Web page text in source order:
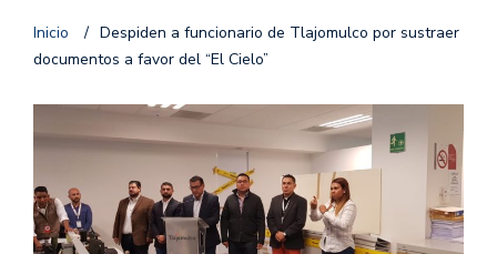
Inicio / Despiden a funcionario de Tlajomulco por sustraer
documentos a favor del “El Cielo”